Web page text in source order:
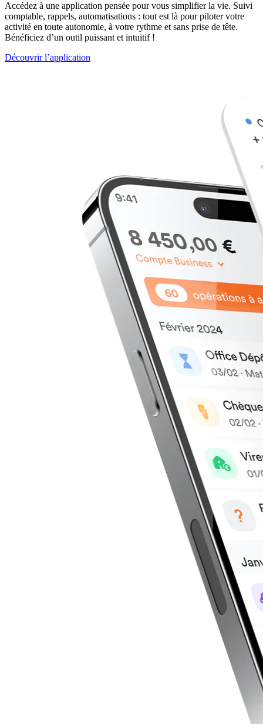
Accédez à une application pensée pour vous simplifier la vie. Suivi
comptable, rappels, automatisations : tout est là pour piloter votre
activité en toute autonomie, à votre rythme et sans prise de tête.
Bénéficiez d’un outil puissant et intuitif !
Découvrir l’application